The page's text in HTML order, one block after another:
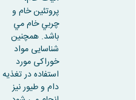
پروتئين خام و
چربي خام مي
باشد. همچنین
شناسایی مواد
خوراکی مورد
استفاده در تغذیه
دام و طیور نیز